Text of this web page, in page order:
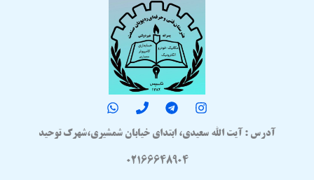
آدرس : آیت الله سعیدی، ابتدای خیابان شمشیری،شهرک توحید
02166648904